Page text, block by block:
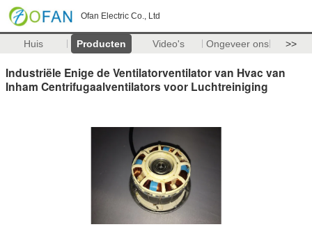
Ofan Electric Co., Ltd
Huis Producten Video's Ongeveer ons >>
Industriële Enige de Ventilatorventilator van Hvac van
Inham Centrifugaalventilators voor Luchtreiniging